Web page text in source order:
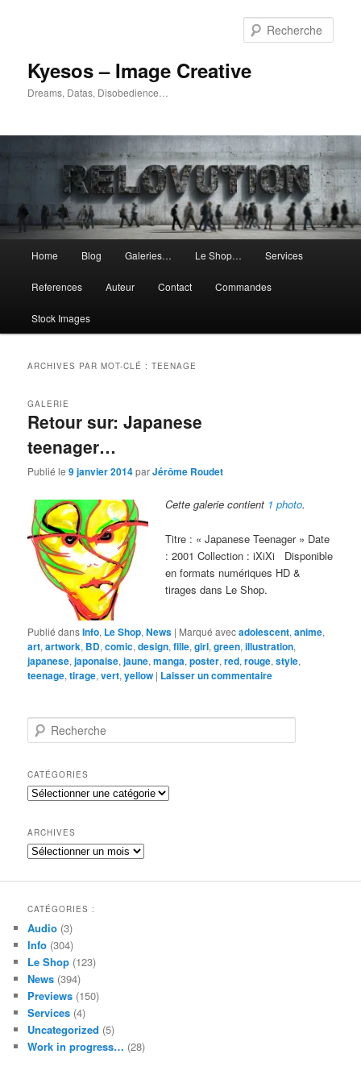
Kyesos – Image Creative
Dreams, Datas, Disobedience…
principal
Home Blog Galeries… Le Shop… Services
References Auteur Contact Commandes
Stock Images
ARCHIVES PAR MOT-CLÉ :TEENAGE
Retour sur: Japanese
teenager…
GALERIE
Publié le9 janvier 2014parJérôme Roudet
Cette galerie contient 1 photo.
Titre : « Japanese Teenager » Date
: 2001 Collection : iXiXi Disponible
en formats numériques HD &
tirages dans Le Shop.
Publié dansInfo, Le Shop,News | Marqué avecadolescent,anime,
art,artwork, BD,comic,design,fille,girl,green,illustration,
japanese,japonaise,jaune,manga,poster,red,rouge,style,
teenage,tirage,vert,yellow | Laisser un commentaire
e
h
e
r
h
e
CATÉGORIES
Catégories
ARCHIVES
Archives
CATÉGORIES :
Audio (3)
Info (304)
Le Shop (123)
News (394)
Previews (150)
Services (4)
Uncategorized (5)
Work in progress… (28)